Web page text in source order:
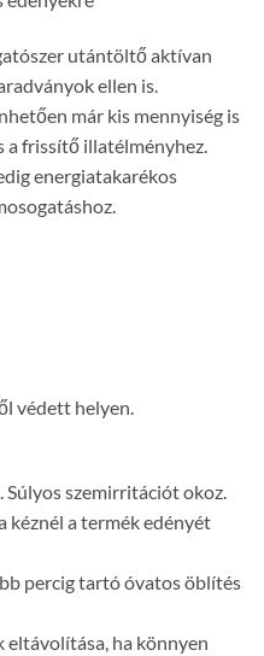
utántöltő aktívan
ellen is.
már kis mennyiség is
a frissítő illatélményhez.
energiatakarékos
védett helyen.
szemirritációt okoz.
kéznél a termék edényét
percig tartó óvatos öblítés
ha könnyen